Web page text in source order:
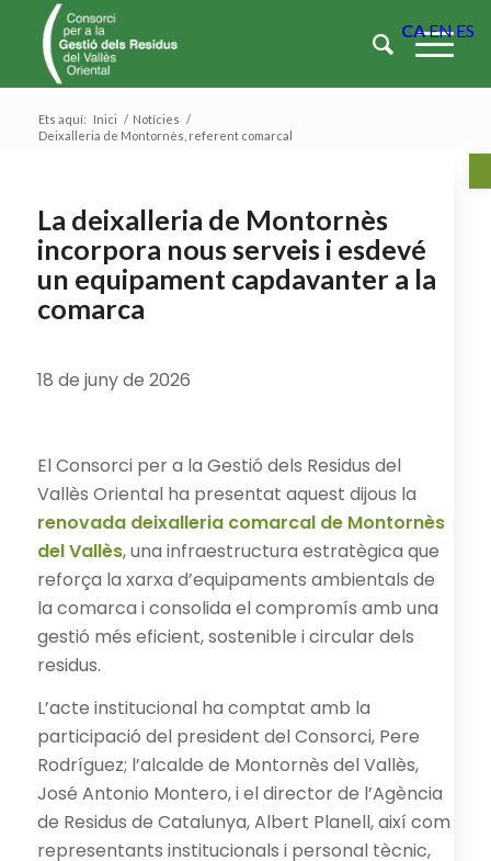
Ets aquí: Inici / Notícies /
Deixalleria de Montornès, referent comarcal
La deixalleria de Montornès
incorpora nous serveis i esdevé
un equipament capdavanter a la
comarca
18 de juny de 2026
El Consorci per a la Gestió dels Residus del
Vallès Oriental ha presentat aquest dijous la
renovada deixalleria comarcal de Montornès
del Vallès, una infraestructura estratègica que
reforça la xarxa d’equipaments ambientals de
la comarca i consolida el compromís amb una
gestió més eficient, sostenible i circular dels
residus.
L’acte institucional ha comptat amb la
participació del president del Consorci, Pere
Rodríguez; l’alcalde de Montornès del Vallès,
José Antonio Montero, i el director de l’Agència
de Residus de Catalunya, Albert Planell, així com
representants institucionals i personal tècnic,
CAEN ES